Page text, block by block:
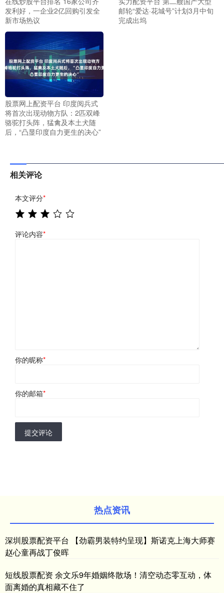
发利好，一企业2亿回购引发全
新市场热议
邮轮“爱达·花城号”计划3月中旬
完成出坞
股票网上配资平台 印度阅兵式
将首次出现动物方队：2匹双峰
骆驼打头阵，猛禽及本土犬随
后，“凸显印度自力更生的决心”
相关评论
本文评分*
评论内容*
你的昵称*
你的邮箱*
提交评论
热点资讯
深圳股票配资平台 【劲霸男装特约呈现】斯诺克上海大师赛
赵心童再战丁俊晖
短线股票配资 余文乐9年婚姻终散场！清空动态零互动，体
面离婚的真相藏不住了